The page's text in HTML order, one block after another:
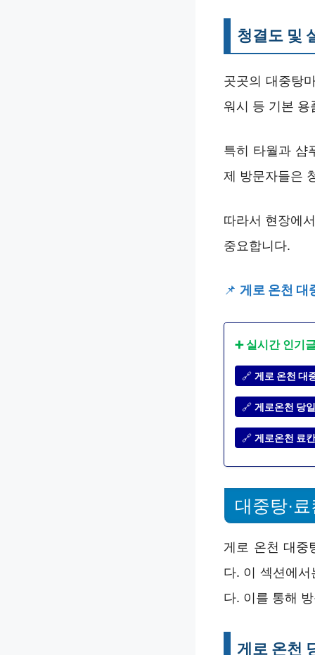
청결도 및
곳곳의 대중탕
워시 등 기본
특히 타월과 샴
제 방문자들은
따라서 현장에
중요합니다.
📌 게로 온천 대
➕ 실시간 인기
🔗 게로 온천 대
🔗 게로온천 당
🔗 게로온천 료
대중탕·
게로 온천 대중
다. 이 섹션에
다. 이를 통해
게로 온천